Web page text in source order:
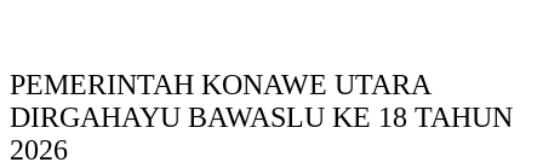
PEMERINTAH KONAWE UTARA
DIRGAHAYU BAWASLU KE 18 TAHUN
2026